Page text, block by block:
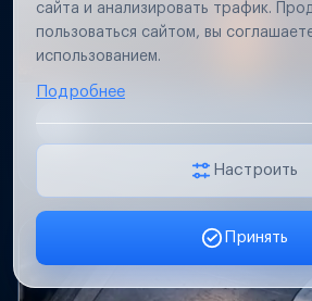
Проверим проводку и разъемы,
освещение прицепа.
сайта и анализировать трафик.
пользоваться сайтом, вы
использованием.
Подробнее
Настроить
Принять
Заявка онлайн